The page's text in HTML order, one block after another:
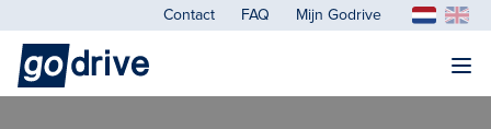
Contact FAQ Mijn Godrive